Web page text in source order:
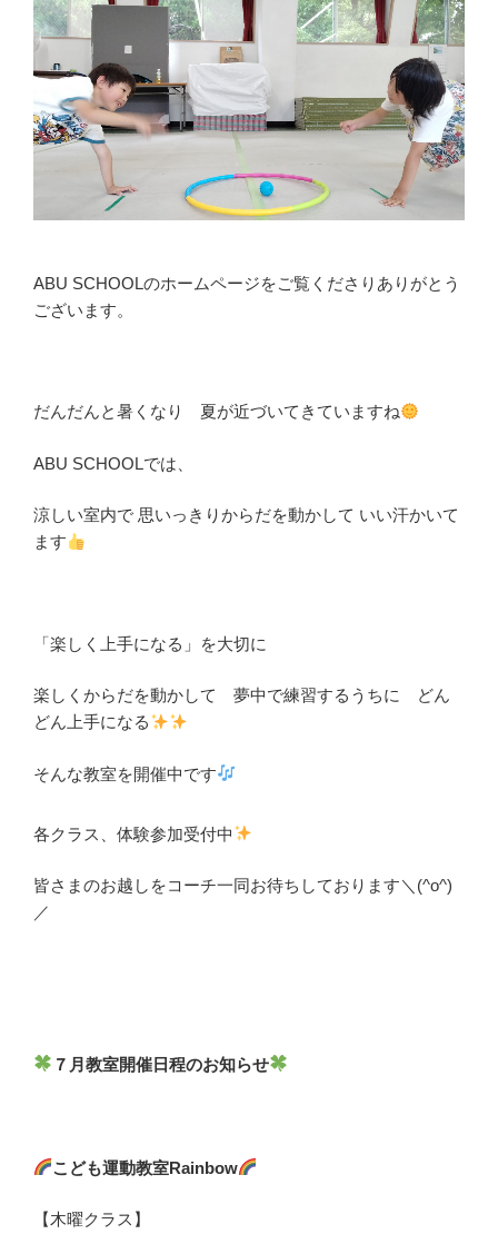
ABU SCHOOLのホームページをご覧くださりありがとう
ございます。
だんだんと暑くなり 夏が近づいてきていますね
ABU SCHOOLでは、
涼しい室内で 思いっきりからだを動かして いい汗かいて
ます
「楽しく上手になる」を大切に
楽しくからだを動かして 夢中で練習するうちに どん
どん上手になる
そんな教室を開催中です
各クラス、体験参加受付中
皆さまのお越しをコーチ一同お待ちしております＼(^o^)
／
７月教室開催日程のお知らせ
こども運動教室Rainbow
【木曜クラス】